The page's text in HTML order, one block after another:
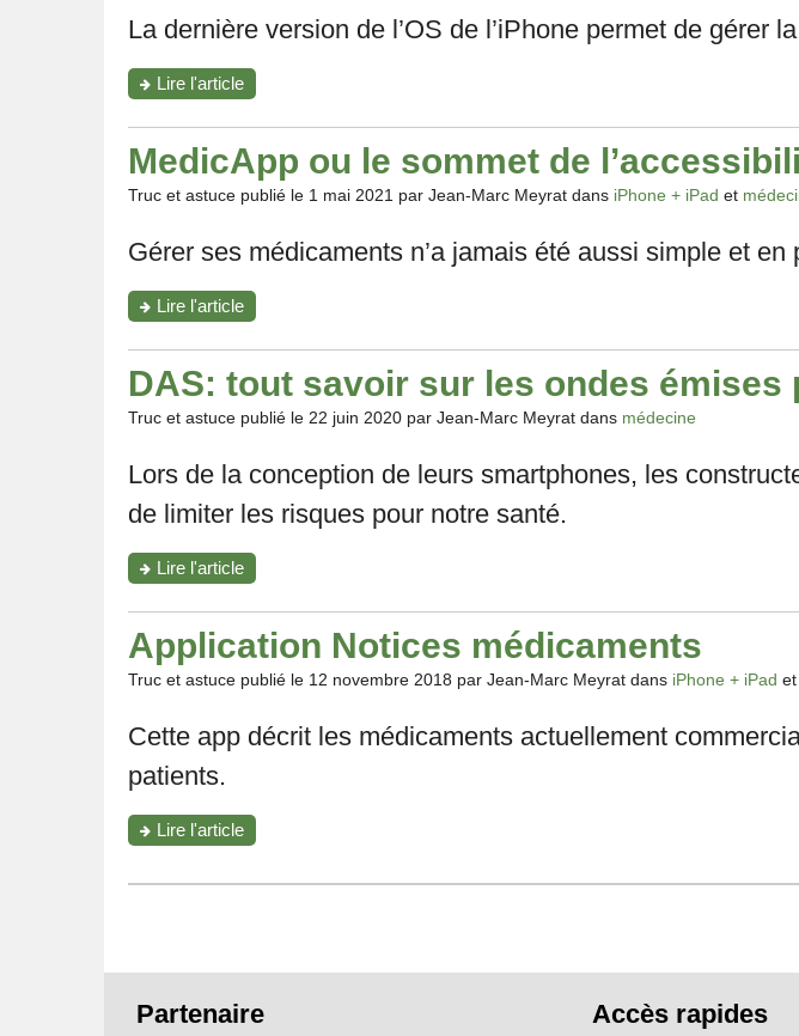
La dernière version de l’OS de l’iPhone permet de gérer
Lire l'article"Comment
activer
le
suivi
des
traitements
sur
16?"
MedicApp ou le sommet de
Truc et astuce publié le 1 mai 2021 par Jean-Marc Meyrat dans iPhone + iPad et
Gérer ses médicaments n’a jamais été aussi simple et en
Lire l'article"MedicApp
ou
le
sommet
de
l’accessibilité!"
DAS: tout savoir sur les ondes émises
Truc et astuce publié le 22 juin 2020 par Jean-Marc Meyrat dans médecine
Lors de la conception de leurs smartphones, les
de limiter les risques pour notre santé.
Lire l'article"DAS:
tout
savoir
sur
les
ondes
émises
nos
Application Notices médicaments
Truc et astuce publié le 12 novembre 2018 par Jean-Marc Meyrat dans iPhone + iPad et
Cette app décrit les médicaments actuellement
patients.
Lire l'article"Application
Notices
Accès rapides
Partenaire